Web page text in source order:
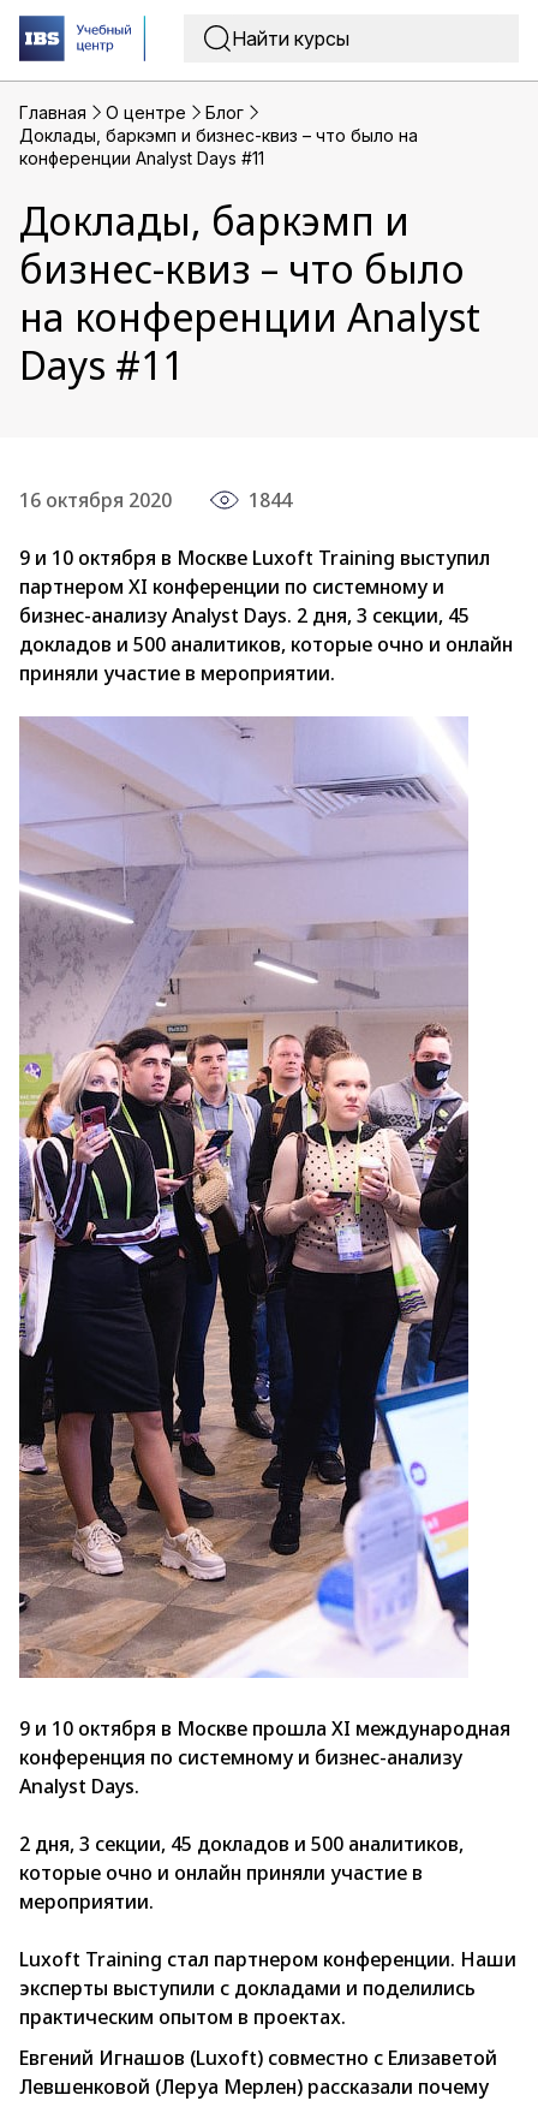
Главная O центре
Блог
Доклады, баркэмп и бизнес-квиз – что было на
конференции Analyst Days #11
Доклады, баркэмп и
бизнес-квиз – что было
на конференции Analyst
Days #11
16 октября 2020 1844
9 и 10 октября в Москве Luxoft Training выступил
партнером XI конференции по системному и
бизнес-анализу Analyst Days. 2 дня, 3 секции, 45
докладов и 500 аналитиков, которые очно и онлайн
приняли участие в мероприятии.
9 и 10 октября в Москве прошла XI международная
конференция по системному и бизнес-анализу
Analyst Days.
2 дня, 3 секции, 45 докладов и 500 аналитиков,
которые очно и онлайн приняли участие в
мероприятии.
Luxoft Training стал партнером конференции. Наши
эксперты выступили с докладами и поделились
практическим опытом в проектах.
Евгений Игнашов (Luxoft) совместно с Елизаветой
Левшенковой (Леруа Мерлен) рассказали почему